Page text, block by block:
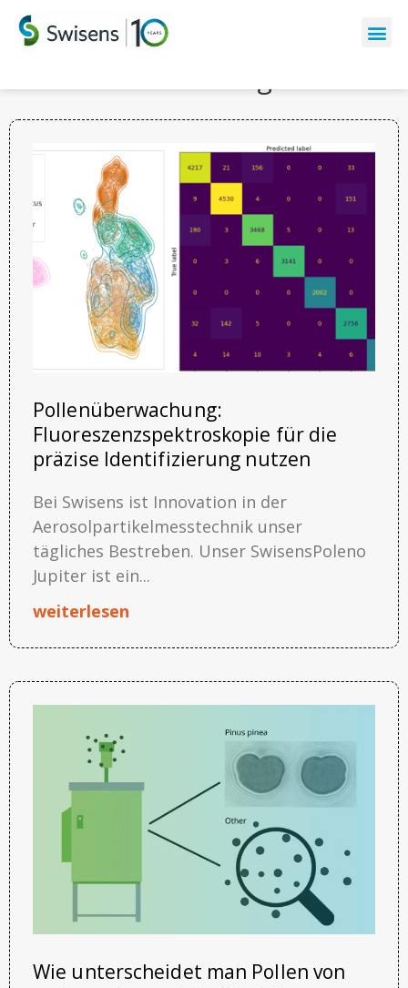
Pollenüberwachung:
Fluoreszenzspektroskopie für die
präzise Identifizierung nutzen
Bei Swisens ist Innovation in der
Aerosolpartikelmesstechnik unser
tägliches Bestreben. Unser SwisensPoleno
Jupiter ist ein...
weiterlesen
Wie unterscheidet man Pollen von